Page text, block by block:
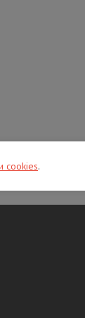
cookies.